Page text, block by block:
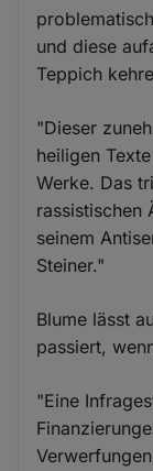
und diese
Teppich
"Dieser
heiligen
Werke. Das
rassistischen
seinem
Steiner."
Blume lässt
passiert,
"Eine